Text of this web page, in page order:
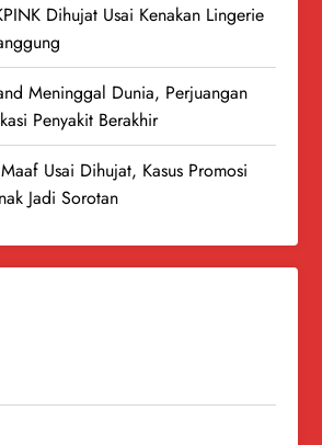
Dihujat Usai Kenakan Lingerie
Meninggal Dunia, Perjuangan
Penyakit Berakhir
Usai Dihujat, Kasus Promosi
Jadi Sorotan